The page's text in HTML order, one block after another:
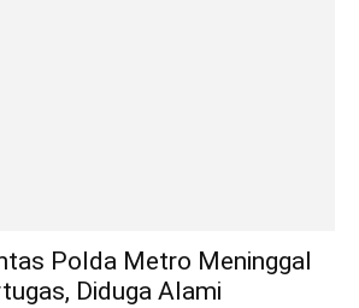
Polda Metro Meninggal
Diduga Alami